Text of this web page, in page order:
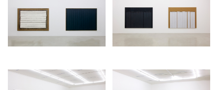
Kong; National Museum of Modern and Contemporary Art, Korea; and
Leeum, Samsung Museum of Art, Seoul.
전, 2014년 뉴욕 소재 블럼 앤 포 갤러리에서의 전시 등이 있다. 주요 소
장처로는 뉴욕 현대미술관, 솔로몬 R. 구겐하임미술관, 시카고 아트인
스티튜트, 홍콩 M+ 시각문화미술관, 국립현대미술관, 삼성미술관 리움
등이 있다.
/upload/installations/183d170da7cbd7f2f97287c5aecc5ce3.jpg
/upload/installations/